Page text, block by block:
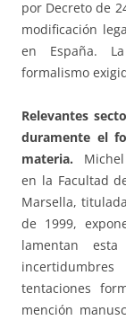
por Decreto de
modificación
en España.
formalismo
Relevantes
duramente el
materia.
en la Facultad
Marsella,
de 1999,
lamentan
tentaciones
mención